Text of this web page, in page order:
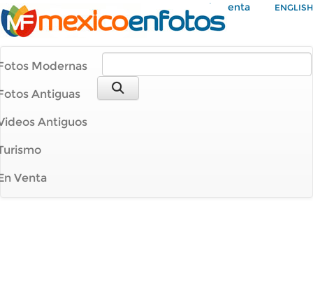
Mi Cuenta ENGLISH
Modernas
Antiguas
Antiguos
Venta